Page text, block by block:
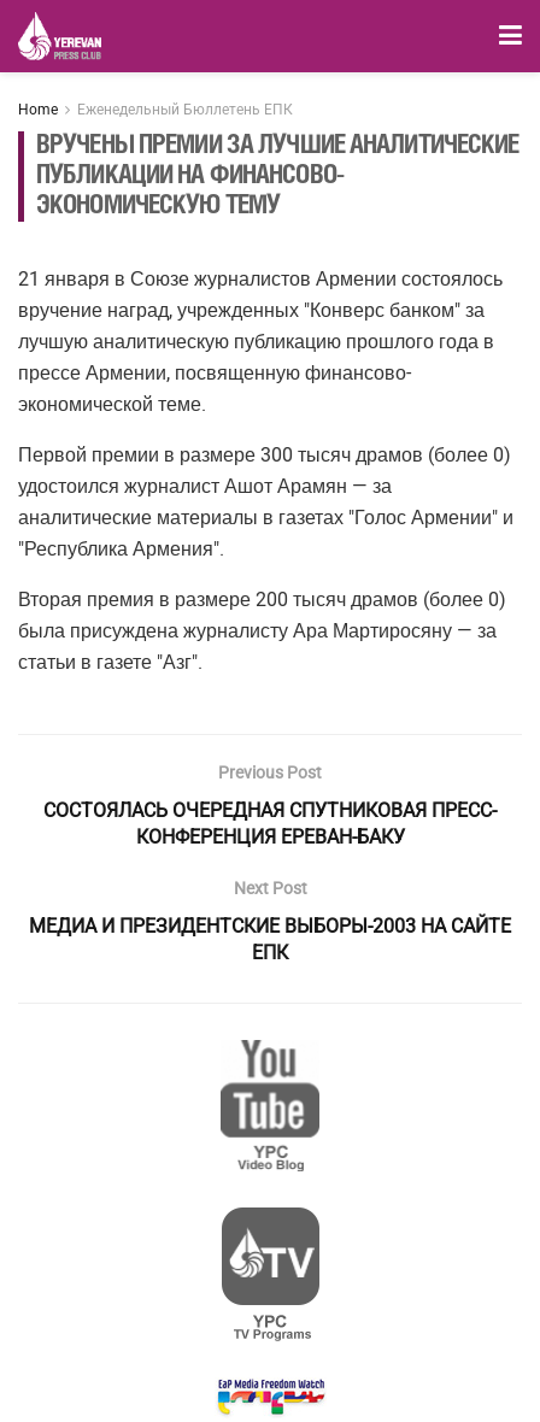
Home Еженедельный Бюллетень ЕПК
ВРУЧЕНЫ ПРЕМИИ ЗА ЛУЧШИЕ АНАЛИТИЧЕСКИЕ
ПУБЛИКАЦИИ НА ФИНАНСОВО-
ЭКОНОМИЧЕСКУЮ ТЕМУ
21 января в Союзе журналистов Армении состоялось
вручение наград, учрежденных "Конверс банком" за
лучшую аналитическую публикацию прошлого года в
прессе Армении, посвященную финансово-
экономической теме.
Первой премии в размере 300 тысяч драмов (более 0)
удостоился журналист Ашот Арамян — за
аналитические материалы в газетах "Голос Армении" и
"Республика Армения".
Вторая премия в размере 200 тысяч драмов (более 0)
была присуждена журналисту Ара Мартиросяну — за
статьи в газете "Азг".
Previous Post
СОСТОЯЛАСЬ ОЧЕРЕДНАЯ СПУТНИКОВАЯ ПРЕСС-
КОНФЕРЕНЦИЯ ЕРЕВАН-БАКУ
Next Post
МЕДИА И ПРЕЗИДЕНТСКИЕ ВЫБОРЫ-2003 НА САЙТЕ
ЕПК